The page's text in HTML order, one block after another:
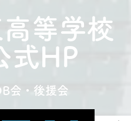
等学校
式HP
会・後援会